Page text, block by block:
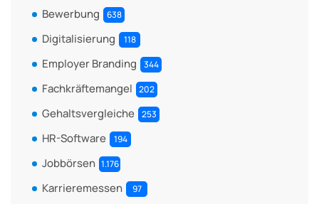
Bewerbung 638
Digitalisierung 118
Employer Branding 344
Fachkräftemangel 202
Gehaltsvergleiche 253
HR-Software 194
Jobbörsen 1.176
Karrieremessen 97